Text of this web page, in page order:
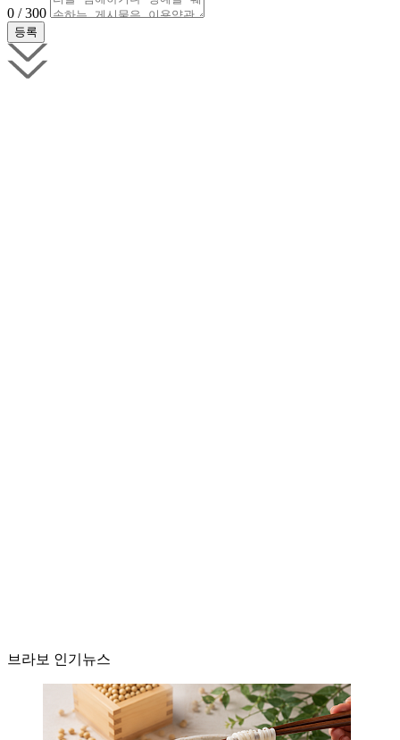
0 / 300
브라보 인기뉴스